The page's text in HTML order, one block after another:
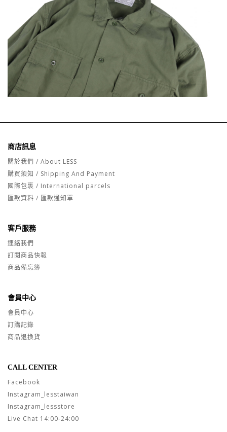
商店訊息
關於我們 / About LESS
購買須知 / Shipping And Payment
國際包裹 / International parcels
匯款資料 / 匯款通知單
客戶服務
連絡我們
訂閱商品快報
商品備忘簿
會員中心
會員中心
訂購記錄
商品退換貨
CALL CENTER
Facebook
Instagram_lesstaiwan
Instagram_lessstore
Live Chat 14:00-24:00